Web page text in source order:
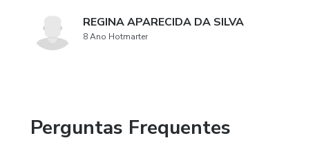
REGINA APARECIDA DA SILVA
8 Ano Hotmarter
Perguntas Frequentes